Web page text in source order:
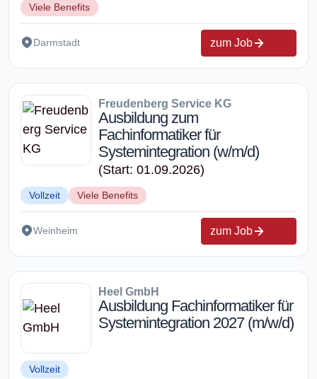
Viele Benefits
Darmstadt zum Job
Freudenberg Service KG
Ausbildung zum
Fachinformatiker für
Systemintegration (w/m/d)
(Start: 01.09.2026)
Vollzeit Viele Benefits
Weinheim zum Job
Heel GmbH
Ausbildung Fachinformatiker für
Systemintegration 2027 (m/w/d)
Vollzeit